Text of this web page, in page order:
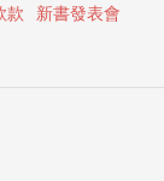
款
新書發表會